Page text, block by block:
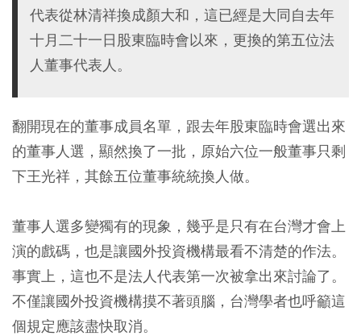
代表從林清祥換成顏大和，這已經是大同自去年
十月二十一日股東臨時會以來，更換的第五位法
人董事代表人。
翻開現在的董事成員名單，跟去年股東臨時會選出來
的董事人選，顯然換了一批，原始六位一般董事只剩
下王光祥，其餘五位董事統統換人做。
董事人選多變獨有的現象，幾乎是只有在台灣才會上
演的戲碼，也是讓國外投資機構最看不清楚的作法。
事實上，這也不是法人代表第一次被拿出來討論了。
不僅讓國外投資機構摸不著頭腦，台灣學者也呼籲這
個規定應該盡快取消。